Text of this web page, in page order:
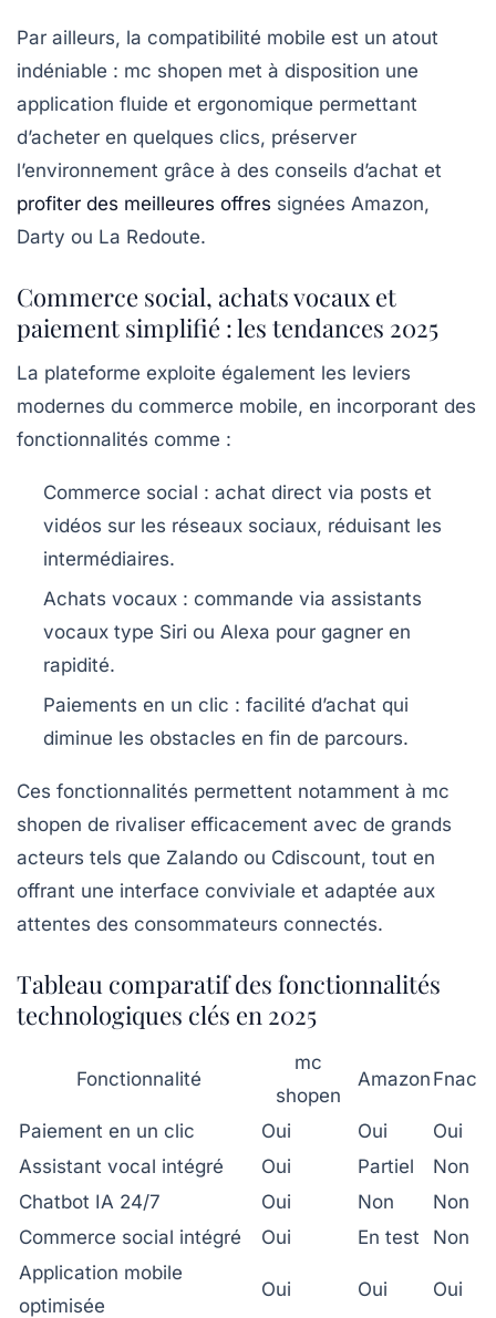
Par ailleurs, la compatibilité mobile est un atout
indéniable : mc shopen met à disposition une
application fluide et ergonomique permettant
d’acheter en quelques clics, préserver
l’environnement grâce à des conseils d’achat et
profiter des meilleures offres signées Amazon,
Darty ou La Redoute.
Commerce social, achats vocaux et
paiement simplifié : les tendances 2025
La plateforme exploite également les leviers
modernes du commerce mobile, en incorporant des
fonctionnalités comme :
Commerce social : achat direct via posts et
vidéos sur les réseaux sociaux, réduisant les
intermédiaires.
Achats vocaux : commande via assistants
vocaux type Siri ou Alexa pour gagner en
rapidité.
Paiements en un clic : facilité d’achat qui
diminue les obstacles en fin de parcours.
Ces fonctionnalités permettent notamment à mc
shopen de rivaliser efficacement avec de grands
acteurs tels que Zalando ou Cdiscount, tout en
offrant une interface conviviale et adaptée aux
attentes des consommateurs connectés.
Tableau comparatif des fonctionnalités
technologiques clés en 2025
Fonctionnalité
mc
shopen
Amazon Fnac
Paiement en un clic Oui Oui
Oui
Assistant vocal intégré
Oui Partiel
Non
Chatbot IA 24/7
Oui Non
Non
Commerce social intégré
Oui En test
Non
Application mobile
optimisée
Oui Oui Oui